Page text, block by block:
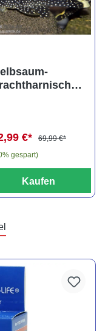
von 5 Sternen
€*
69,99 €*
gespart)
Kaufen